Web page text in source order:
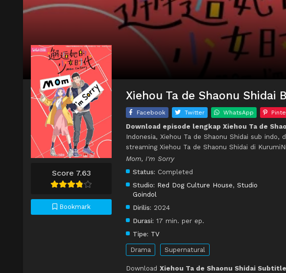
Score 7.63
Bookmark
Xiehou Ta de Shaonu Shidai
Facebook Twitter WhatsApp
Download episode lengkap Xiehou Ta de
Indonesia, Xiehou Ta de Shaonu Shidai sub indo,
streaming Xiehou Ta de Shaonu Shidai di
Mom, I'm Sorry
Status: Completed
Studio: Red Dog Culture House, Studio
Goindol
Dirilis: 2024
Durasi: 17 min. per ep.
Tipe: TV
Drama Supernatural
Download Xiehou Ta de Shaonu Shidai